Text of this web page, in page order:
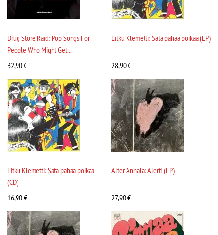
Drug Store Raid: Pop Songs For
People Who Might Get...
32,90€
Litku Klemetti: Sata pahaa poikaa (LP)
28,90€
Litku Klemetti: Sata pahaa poikaa
(CD)
16,90€
Alter Annala: Alert! (LP)
27,90€